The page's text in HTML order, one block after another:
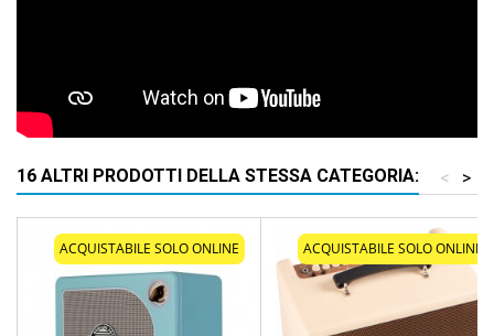
16 ALTRI PRODOTTI DELLA STESSA CATEGORIA: >
<
ACQUISTABILE SOLO ONLINE ACQUISTABILE SOLO ONLINE